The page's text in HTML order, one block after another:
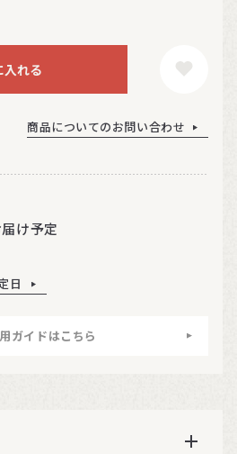
入れる
商品についてのお問い合わせ
け予定
日
ガイドはこちら